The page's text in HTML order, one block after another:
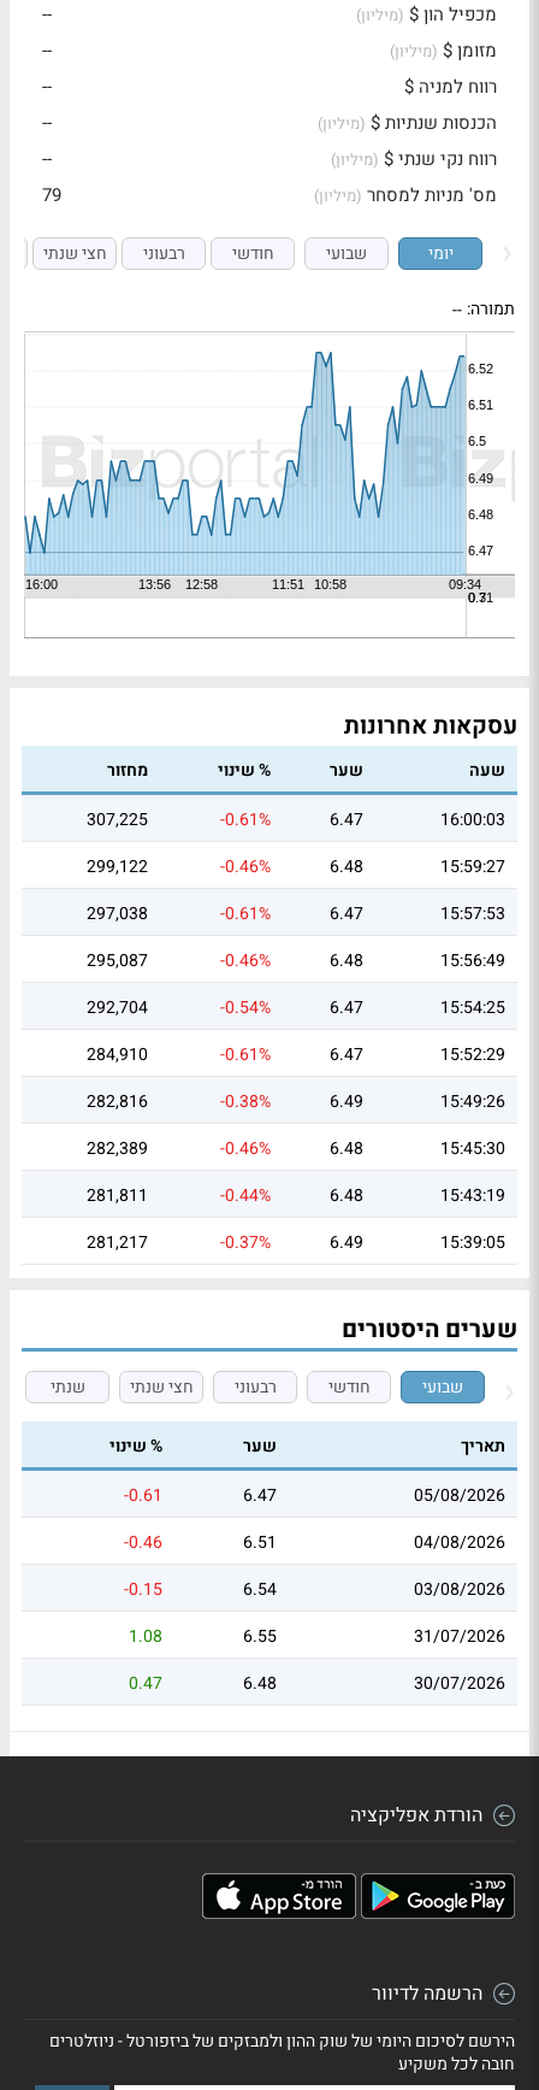
מכפיל הון $ (מיליון)
--
מזומן $ (מיליון)
--
רווח למניה $
--
הכנסות שנתיות $ (מיליון)
--
רווח נקי שנתי $ (מיליון)
--
מס' מניות למסחר (מיליון) 79
יומי שבועי חודשי רבעוני חצי שנתי
תמורה: --
עסקאות אחרונות
שעה שער % שינוי
מחזור
16:00:03
6.47
-0.61%
307,225
15:59:27
6.48
-0.46%
299,122
15:57:53
6.47
-0.61%
297,038
15:56:49
6.48
-0.46%
295,087
15:54:25
6.47
-0.54%
292,704
15:52:29
6.47
-0.61%
284,910
15:49:26
6.49
-0.38%
282,816
15:45:30
6.48
-0.46%
282,389
15:43:19
6.48
-0.44%
281,811
15:39:05
6.49
-0.37%
281,217
שערים היסטורים
שבועי חודשי רבעוני חצי שנתי שנתי
תאריך שער
% שינוי
05/08/2026
6.47
-0.61
04/08/2026
6.51
-0.46
03/08/2026
6.54
-0.15
31/07/2026
6.55
1.08
30/07/2026
6.48
0.47
הורדת אפליקציה
הרשמה לדיוור
הירשם לסיכום היומי של שוק ההון ולמבזקים של ביזפורטל - ניוזלטרים
חובה לכל משקיע